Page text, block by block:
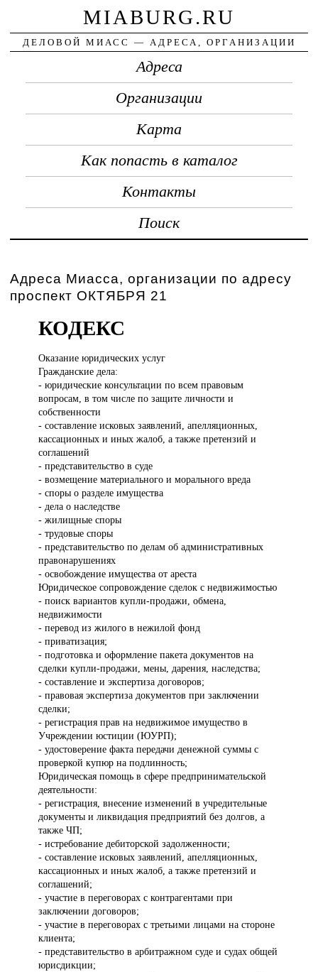
MIABURG.RU
ДЕЛОВОЙ МИАСС — АДРЕСА, ОРГАНИЗАЦИИ
Адреса
Организации
Карта
Как попасть в каталог
Контакты
Поиск
Адреса Миасса, организации по адресу
проспект ОКТЯБРЯ 21
КОДЕКС
Оказание юридическихуслуг
Гражданские дела:
- юридические консультации по всем правовым
вопросам, в том числе по защите личности и
собственности
- составление исковых заявлений, апелляционных,
кассационных и иных жалоб, а также претензий и
соглашений
- представительство в суде
- возмещение материального и морального вреда
- споры о разделе имущества
- дела о наследстве
- жилищные споры
- трудовые споры
- представительство по делам об административных
правонарушениях
- освобождение имущества от ареста
Юридическое сопровождение сделок с недвижимостью
- поиск вариантов купли-продажи, обмена,
недвижимости
- перевод из жилого в нежилой фонд
- приватизация;
- подготовка и оформление пакета документов на
сделки купли-продажи, мены, дарения, наследства;
- составление и экспертиза договоров;
- правовая экспертиза документов при заключении
сделки;
- регистрация прав на недвижимое имущество в
Учреждении юстиции (ЮУРП);
- удостоверение факта передачи денежной суммы с
проверкой купюр на подлинность;
Юридическая помощь в сфере предпринимательской
деятельности:
- регистрация, внесение изменений в учредительные
документы и ликвидация предприятий без долгов, а
также ЧП;
- истребование дебиторской задолженности;
- составление исковых заявлений, апелляционных,
кассационных и иных жалоб, а также претензий и
соглашений;
- участие в переговорах с контрагентами при
заключении договоров;
- участие в переговорах с третьими лицами на стороне
клиента;
- представительство в арбитражном суде и судах общей
юрисдикции;